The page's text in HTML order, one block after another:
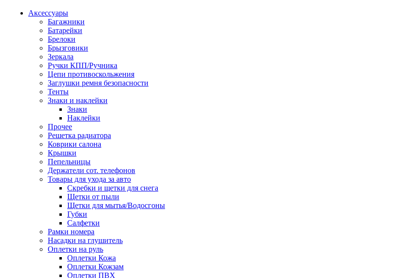
Аксессуары
Багажники
Батарейки
Брелоки
Брызговики
Зеркала
Ручки КПП/Ручника
Цепи противоскольжения
Заглушки ремня безопасности
Тенты
Знаки и наклейки
Знаки
Наклейки
Прочее
Решетка радиатора
Коврики салона
Крышки
Пепельницы
Держатели сот. телефонов
Товары для ухода за авто
Скребки и щетки для снега
Щетки от пыли
Щетки для мытья/Водосгоны
Губки
Салфетки
Рамки номера
Насадки на глушитель
Оплетки на руль
Оплетки Кожа
Оплетки Кожзам
Оплетки ПВХ